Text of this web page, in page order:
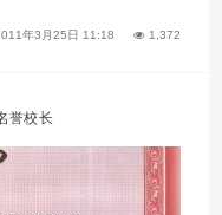
年3月25日 11:18 1,372
誉校长